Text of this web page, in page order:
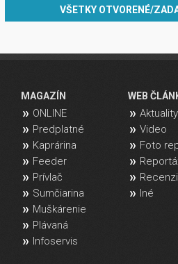
VŠETKY OTVORENÉ/
MAGAZÍN
ONLINE
Predplatné
Kaprárina
Feeder
Prívlač
Sumčiarina
Muškárenie
Plávaná
Infoservis
WEB
Aktuality
Video
Foto
Iné